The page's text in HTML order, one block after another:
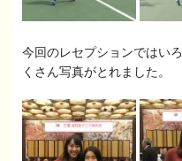
今回のレセプションではい
くさん写真がとれました。